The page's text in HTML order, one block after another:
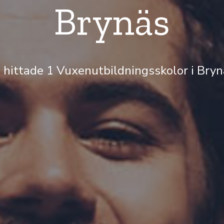
Brynäs
hittade 1 Vuxenutbildningsskolor i